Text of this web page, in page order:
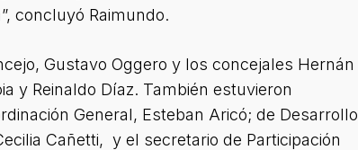
concluyó Raimundo.
Gustavo Oggero y los concejales Hernán
y Reinaldo Díaz. También estuvieron
General, Esteban Aricó; de Desarrollo
Cañetti, y el secretario de Participación